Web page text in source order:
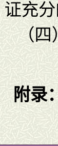
证充
（四
附录